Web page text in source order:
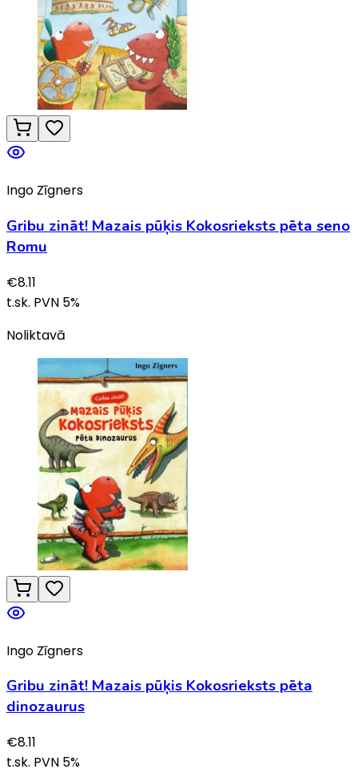
Ingo Zīgners
Gribu zināt! Mazais pūķis Kokosrieksts pēta seno
Romu
€8.11
t.sk. PVN 5%
Noliktavā
Ingo Zīgners
Gribu zināt! Mazais pūķis Kokosrieksts pēta
dinozaurus
€8.11
t.sk. PVN 5%